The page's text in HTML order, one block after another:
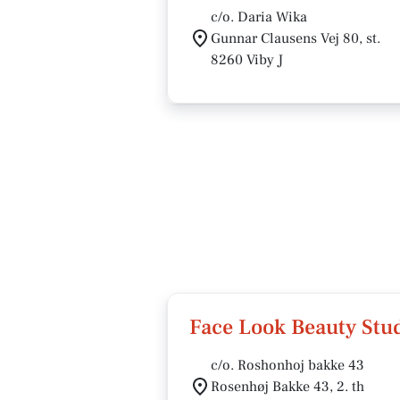
c/o. Daria Wika
Gunnar Clausens Vej 80, st.
8260 Viby J
Face Look Beauty
c/o. Roshonhoj bakke 43
Rosenhøj Bakke 43, 2. th